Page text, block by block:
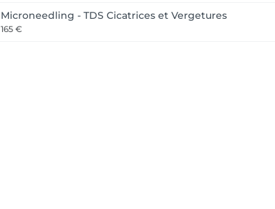
Microneedling - TDS Cicatrices et Vergetures
165 €